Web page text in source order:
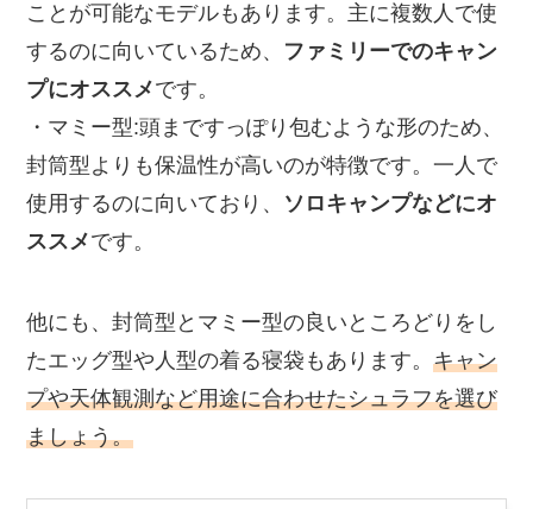
ことが可能なモデルもあります。主に複数人で使
するのに向いているため、 ファミリーでのキャン
プにオススメです。
・マミー型:頭まですっぽり包むような形のため、
封筒型よりも保温性が高いのが特徴です。一人で
使用するのに向いており、 ソロキャンプなどにオ
ススメです。
他にも、封筒型とマミー型の良いところどりをし
たエッグ型や人型の着る寝袋もあります。キャン
プや天体観測など用途に合わせたシュラフを選び
ましょう。